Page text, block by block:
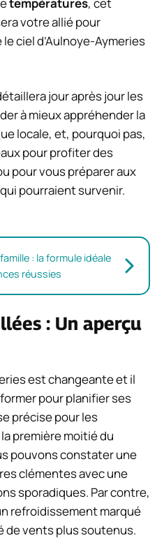
votre allié pour
ciel d’Aulnoye-Aymeries
jour après jour les
à mieux appréhender la
locale, et, pourquoi pas,
pour profiter des
pour vous préparer aux
pourraient survenir.
: la formule idéale
réussies
: Un aperçu
est changeante et il
pour planifier ses
précise pour les
première moitié du
pouvons constater une
clémentes avec une
sporadiques. Par contre,
refroidissement marqué
de vents plus soutenus.